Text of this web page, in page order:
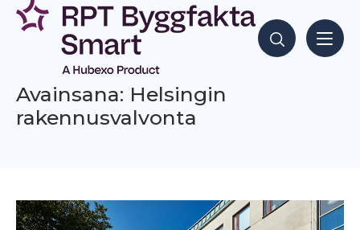
Siirry
sisältöön
Hae sisältöjä
Avainsana: Helsingin
rakennusvalvonta